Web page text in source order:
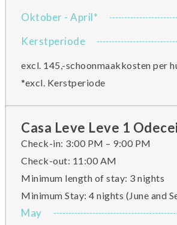
Oktober - April*
Kerstperiode
excl. 145,-schoonmaakkosten per
*excl. Kerstperiode
Casa Leve Leve 1
Check-in: 3:00 PM – 9:00 PM
Check-out: 11:00 AM
Minimum length of stay: 3 nights
Minimum Stay: 4 nights (June and
May